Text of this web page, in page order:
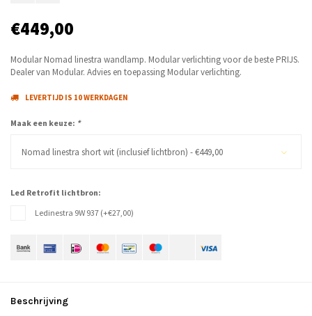
€449,00
Modular Nomad linestra wandlamp. Modular verlichting voor de beste PRIJS.
Dealer van Modular. Advies en toepassing Modular verlichting.
LEVERTIJD IS 10 WERKDAGEN
Maak een keuze: *
Nomad linestra short wit (inclusief lichtbron) - €449,00
Led Retrofit lichtbron:
Ledinestra 9W 937 (+€27,00)
Beschrijving